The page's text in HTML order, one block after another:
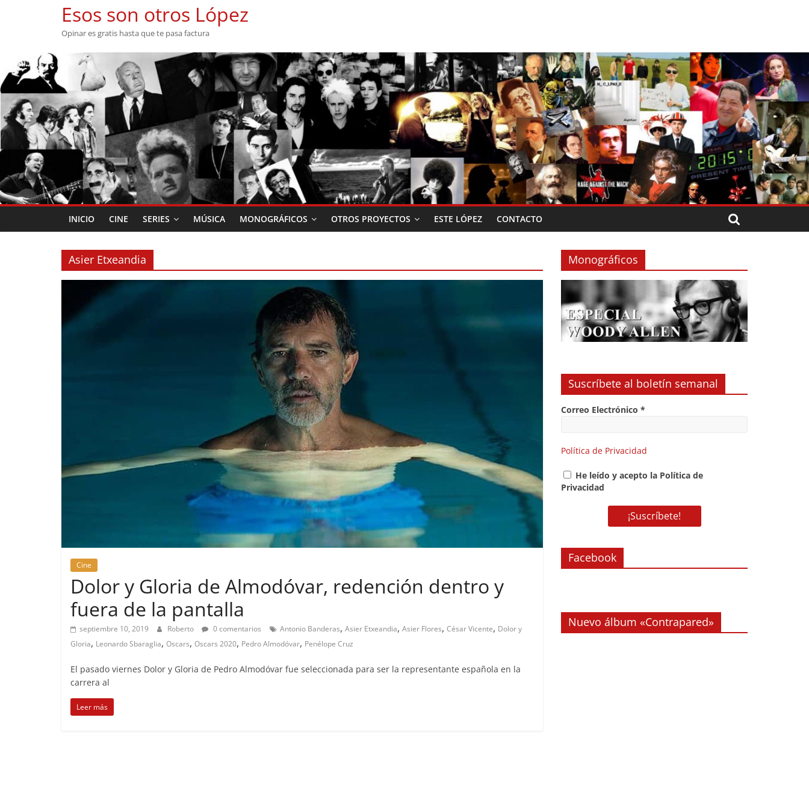
Esos son otros López
Opinar es gratis hasta que te pasa factura
INICIO CINE SERIES MÚSICA MONOGRÁFICOS OTROS PROYECTOS ESTE LÓPEZ CONTACTO
Asier Etxeandia
Cine
Dolor y Gloria de Almodóvar, redención dentro y
fuera de la pantalla
septiembre 10, 2019 Roberto 0 comentarios Antonio Banderas, Asier Etxeandia, Asier Flores, César Vicente, Dolor y
Gloria, Leonardo Sbaraglia, Oscars, Oscars 2020, Pedro Almodóvar, Penélope Cruz
El pasado viernes Dolor y Gloria de Pedro Almodóvar fue seleccionada para ser la representante española en la
carrera al
Leer más
Monográficos
Suscríbete al boletín semanal
Correo Electrónico *
Política de Privacidad
He leído y acepto la Política de
Privacidad
Facebook
Nuevo álbum «Contrapared»